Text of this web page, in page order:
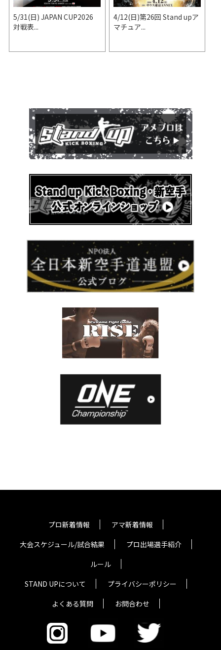
5/31(日) JAPAN CUP2026
対戦表...
4/12(日)第26回 Stand upア
マチュア...
プロ新着情報
アマ新着情報
大会スケジュール/試合結果
プロ出場選手紹介
ルール
STAND UPについて
プライバシーポリシー
よくある質問
お問合わせ